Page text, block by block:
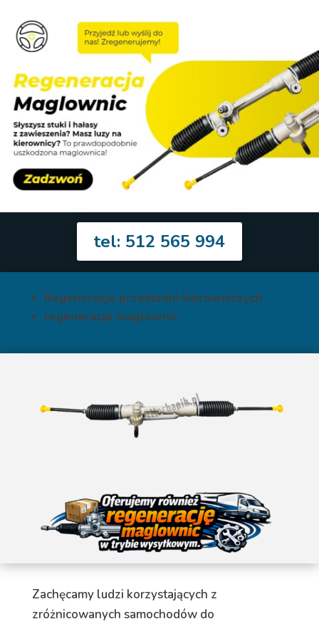
tel: 512 565 994
Regeneracja przekładni kierowniczych
regeneracja maglownic
Zachęcamy ludzi korzystających z
zróżnicowanych samochodów do